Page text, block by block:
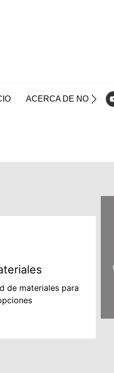
ACERCA DE
de materiales para